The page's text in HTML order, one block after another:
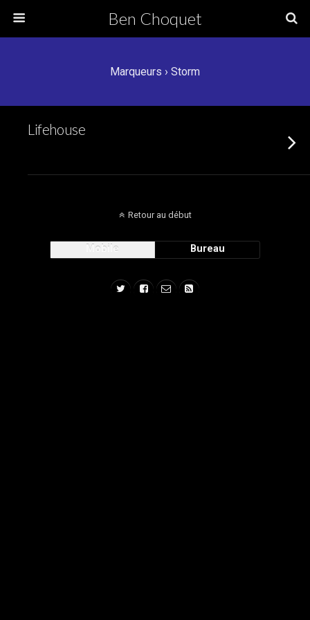
Ben Choquet
Marqueurs › Storm
Lifehouse
Retour au début
Mobile Bureau